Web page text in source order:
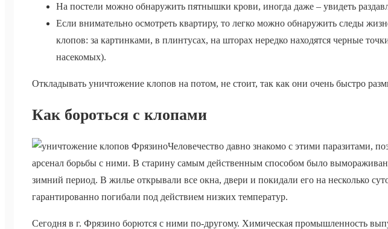
На постели можно обнаружить пятнышки крови, иногда даже – увидеть
Если внимательно осмотреть квартиру, то легко можно обнаружить следы
клопов: за картинками, в плинтусах, на шторах нередко находятся черные
насекомых).
Откладывать уничтожение клопов на потом, не стоит, так как они очень быстро
Как бороться с клопами
Человечество давно знакомо с этими паразитами,
арсенал борьбы с ними. В старину самым действенным способом было
зимний период. В жилье открывали все окна, двери и покидали его на несколько
гарантированно погибали под действием низких температур.
Сегодня в г. Фрязино борются с ними по-другому. Химическая промышленность